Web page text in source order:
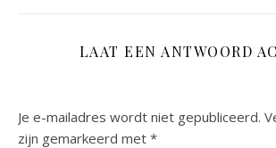
LAAT EEN ANTWOORD
Je e-mailadres wordt niet gepubliceerd.
zijn gemarkeerd met *